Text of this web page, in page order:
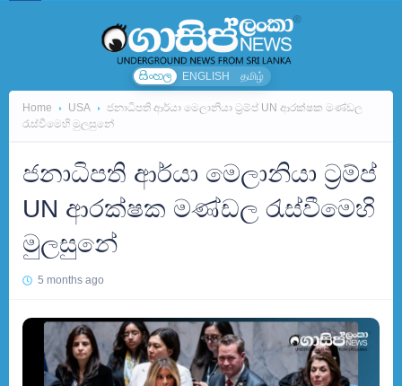
සිංහල ENGLISH தமிழ்
Home USA
ජනාධිපති ආර්යා මෙලානියා ට්‍රම්ප් UN ආරක්ෂක මණ්ඩල
රැස්වීමෙහි මුලසුනේ
ජනාධිපති ආර්යා මෙලානියා ට්‍රම්ප්
UN ආරක්ෂක මණ්ඩල රැස්වීමෙහි
මුලසුනේ
5 months ago